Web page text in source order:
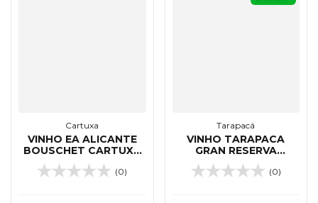
Cartuxa
VINHO EA ALICANTE
BOUSCHET CARTUXA
TINTO 750 ML
(0)
Tarapacá
VINHO TARAPACA
GRAN RESERVA
TRIBUTE VINTAGE 30
ANOS RED BLEND 750
(0)